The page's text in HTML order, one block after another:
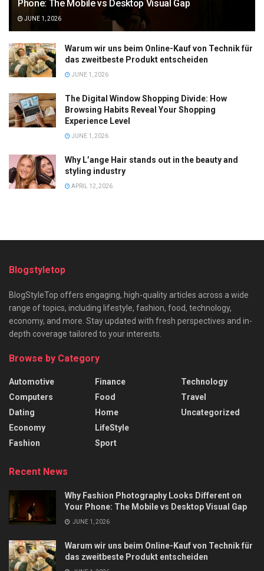
Phone: The Mobile vs Desktop Visual Gap
JUNE 1, 2026
Warum wir uns beim Online-Kauf von Technik für
das zweitbeste Produkt entscheiden
JUNE 1, 2026
The Digital Window Shopping Divide: How
Browsing Habits Reveal Your Shopping
Experience Level
JUNE 1, 2026
Why L’ange Hair stands out in the beauty and
styling industry
APRIL 12, 2026
Blogstyletop
BlogStyleTop offers engaging, high-quality articles across a wide
range of topics, including lifestyle, fashion, food, technology,
economy, and more. Stay updated with fresh perspectives and in-
depth coverage tailored to your interests.
Browse by Category
Automotive
Computers
Dating
Economy
Fashion
Finance
Food
Home
LifeStyle
Sport
Technology
Travel
Uncategorized
Recent News
Why Fashion Photography Looks Different on
Your Phone: The Mobile vs Desktop Visual Gap
JUNE 1, 2026
Warum wir uns beim Online-Kauf von Technik für
das zweitbeste Produkt entscheiden